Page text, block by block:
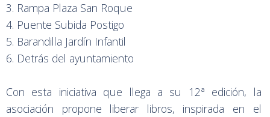
3. Rampa Plaza San Roque
4. Puente Subida Postigo
5. Barandilla Jardín Infantil
6. Detrás del ayuntamiento
Con esta iniciativa que llega a su 12ª edición, la
asociación propone liberar libros, inspirada en el